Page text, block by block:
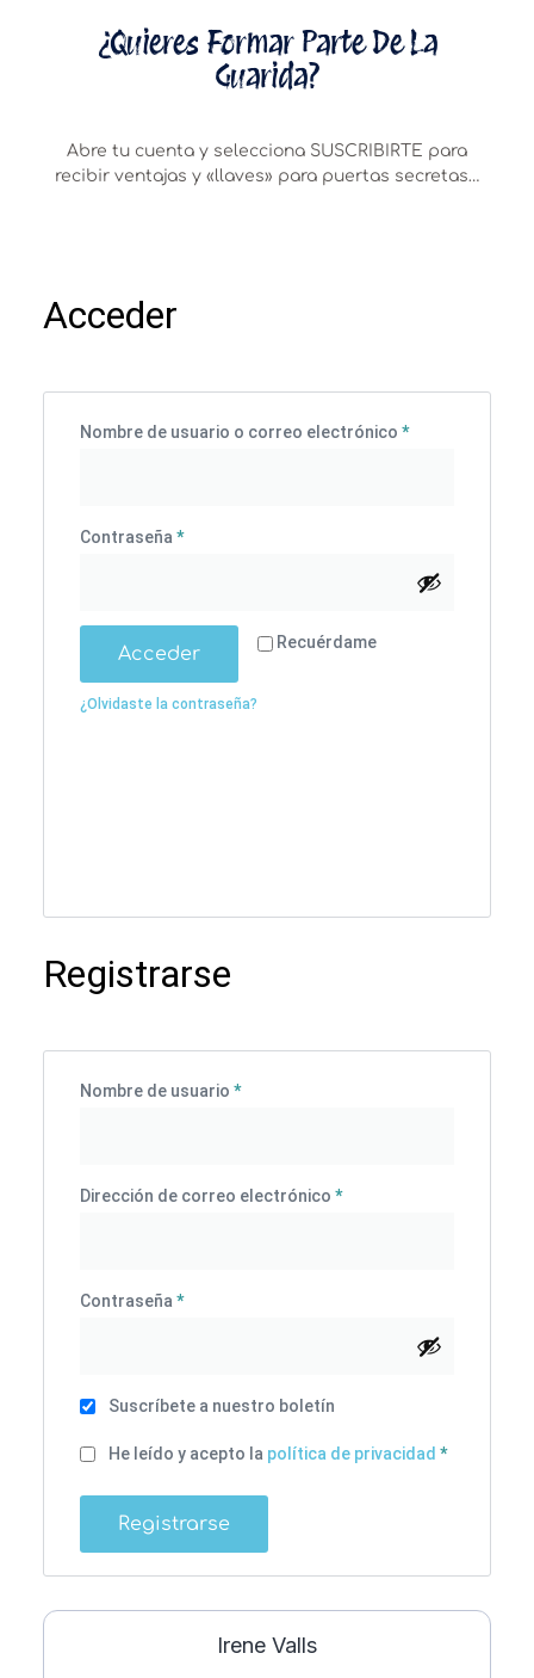
¿Quieres Formar Parte De La
Guarida?
Abre tu cuenta y selecciona SUSCRIBIRTE para
recibir ventajas y «llaves» para puertas secretas…
Acceder
Nombre de usuario o correo electrónico *
Contraseña *
Recuérdame
Acceder
¿Olvidaste la contraseña?
Registrarse
Nombre de usuario *
Dirección de correo electrónico *
Contraseña *
Suscríbete a nuestro boletín
He leído y acepto la política de privacidad *
Registrarse
Irene Valls